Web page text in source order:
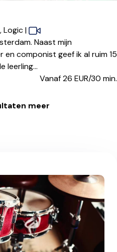
Logic|
Naast mijn
componist geef ik al ruim 15
leerling...
Vanaf 26 EUR/30 min.
meer